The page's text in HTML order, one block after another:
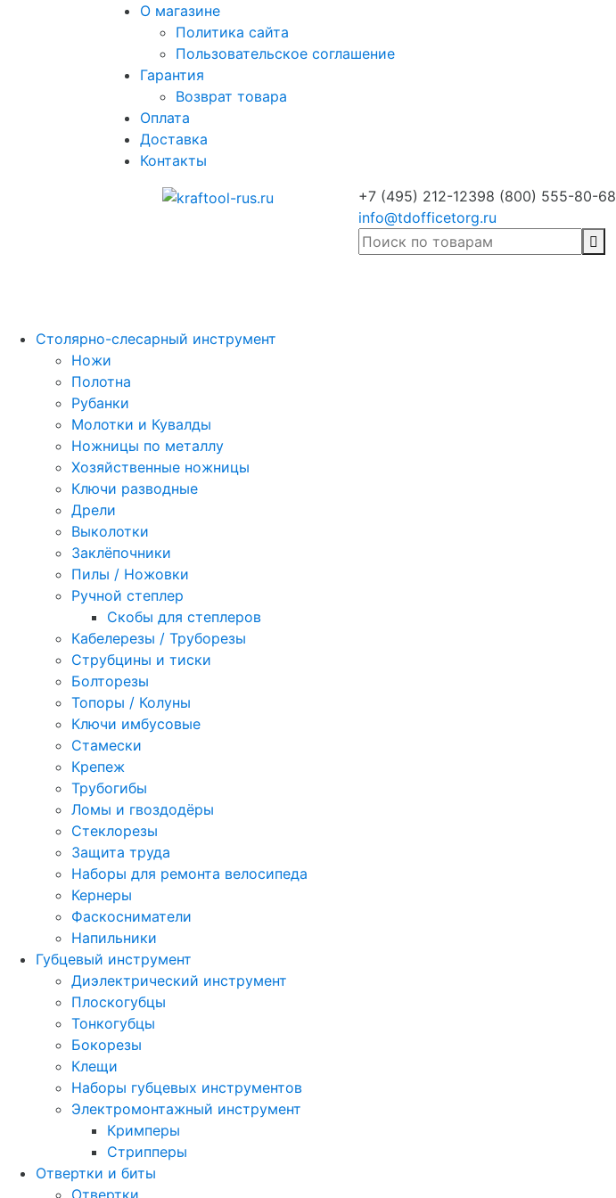
О магазине
Политика сайта
Пользовательское соглашение
Гарантия
Возврат товара
Оплата
Доставка
Контакты
+7 (495) 212-12398 (800) 555-80-68
info@tdofficetorg.ru
Столярно-слесарный инструмент
Ножи
Полотна
Рубанки
Молотки и Кувалды
Ножницы по металлу
Хозяйственные ножницы
Ключи разводные
Дрели
Выколотки
Заклёпочники
Пилы / Ножовки
Ручной степлер
Скобы для степлеров
Кабелерезы / Труборезы
Струбцины и тиски
Болторезы
Топоры / Колуны
Ключи имбусовые
Стамески
Крепеж
Трубогибы
Ломы и гвоздодёры
Стеклорезы
Защита труда
Наборы для ремонта велосипеда
Кернеры
Фаскосниматели
Напильники
Губцевый инструмент
Диэлектрический инструмент
Плоскогубцы
Тонкогубцы
Бокорезы
Клещи
Наборы губцевых инструментов
Электромонтажный инструмент
Кримперы
Стрипперы
Отвертки и биты
Отвертки